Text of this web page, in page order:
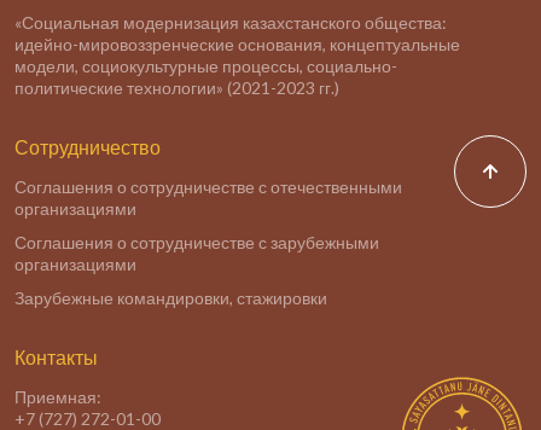
«Социальная модернизация казахстанского общества:
идейно-мировоззренческие основания, концептуальные
модели, социокультурные процессы, социально-
политические технологии» (2021-2023 гг.)
Сотрудничество
Соглашения о сотрудничестве с отечественными
организациями
Соглашения о сотрудничестве с зарубежными
организациями
Зарубежные командировки, стажировки
Контакты
Приемная:
+7 (727) 272-01-00